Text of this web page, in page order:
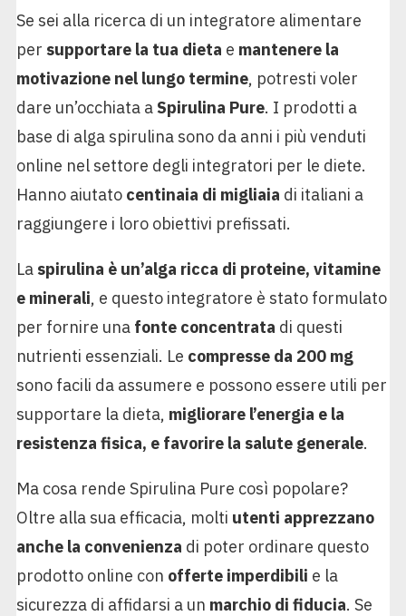
Se sei alla ricerca di un integratore alimentare
per supportare la tua dieta e mantenere la
motivazione nel lungo termine, potresti voler
dare un’occhiata a Spirulina Pure. I prodotti a
base di alga spirulina sono da anni i più venduti
online nel settore degli integratori per le diete.
Hanno aiutato centinaia di migliaia di italiani a
raggiungere i loro obiettivi prefissati.
La spirulina è un’alga ricca di proteine, vitamine
e minerali, e questo integratore è stato formulato
per fornire una fonte concentrata di questi
nutrienti essenziali. Le compresse da 200 mg
sono facili da assumere e possono essere utili per
supportare la dieta, migliorare l’energia e la
resistenza fisica, e favorire la salute generale.
Ma cosa rende Spirulina Pure così popolare?
Oltre alla sua efficacia, molti utenti apprezzano
anche la convenienza di poter ordinare questo
prodotto online con offerte imperdibili e la
sicurezza di affidarsi a un marchio di fiducia. Se